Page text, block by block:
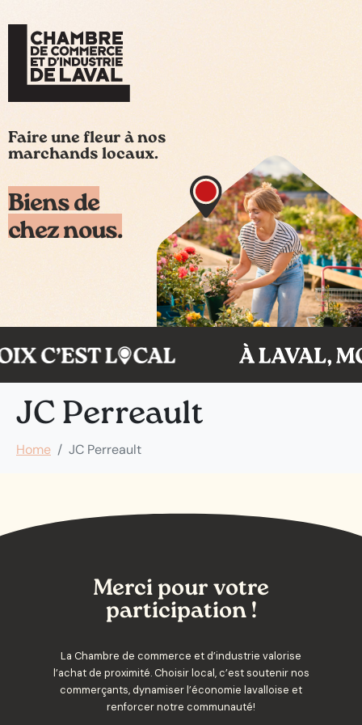
Faire une fleur à nos
marchands locaux.
Biens de
chez nous.
JC Perreault
Home JC Perreault
Merci pour votre
participation !
La Chambre de commerce et d’industrie valorise
l’achat de proximité. Choisir local, c’est soutenir nos
commerçants, dynamiser l’économie lavalloise et
renforcer notre communauté!